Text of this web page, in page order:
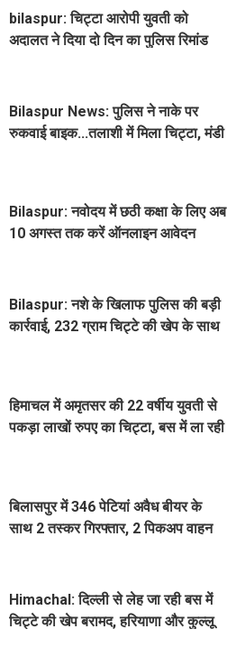
bilaspur: चिट्टा आरोपी युवती को
अदालत ने दिया दो दिन का पुलिस रिमांड
‌Bilaspur News: पुलिस ने नाके पर
रुकवाई बाइक...तलाशी में मिला चिट्टा, मंडी
Bilaspur: नवोदय में छठी कक्षा के लिए अब
10 अगस्त तक करें ऑनलाइन आवेदन
Bilaspur: नशे के ​खिलाफ पुलिस की बड़ी
कार्रवाई, 232 ग्राम चिट्टे की खेप के साथ
हिमाचल में अमृतसर की 22 वर्षीय युवती से
पकड़ा लाखों रुपए का चिट्टा, बस में ला रही
बिलासपुर में 346 पेटियां अवैध बीयर के
साथ 2 तस्कर गिरफ्तार, 2 पिकअप वाहन
Himachal: दिल्ली से लेह जा रही बस में
चिट्टे की खेप बरामद, हरियाणा और कुल्लू